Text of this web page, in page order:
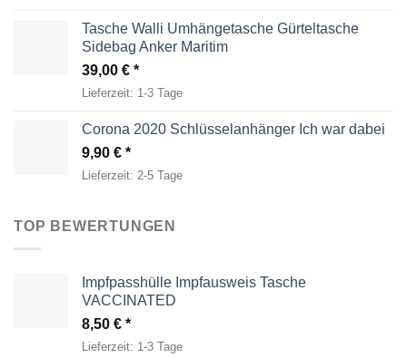
Tasche Walli Umhängetasche Gürteltasche
Sidebag Anker Maritim
39,00 €
Lieferzeit: 1-3 Tage
Corona 2020 Schlüsselanhänger Ich war dabei
9,90 €
Lieferzeit: 2-5 Tage
TOP BEWERTUNGEN
Impfpasshülle Impfausweis Tasche
VACCINATED
8,50 €
Lieferzeit: 1-3 Tage